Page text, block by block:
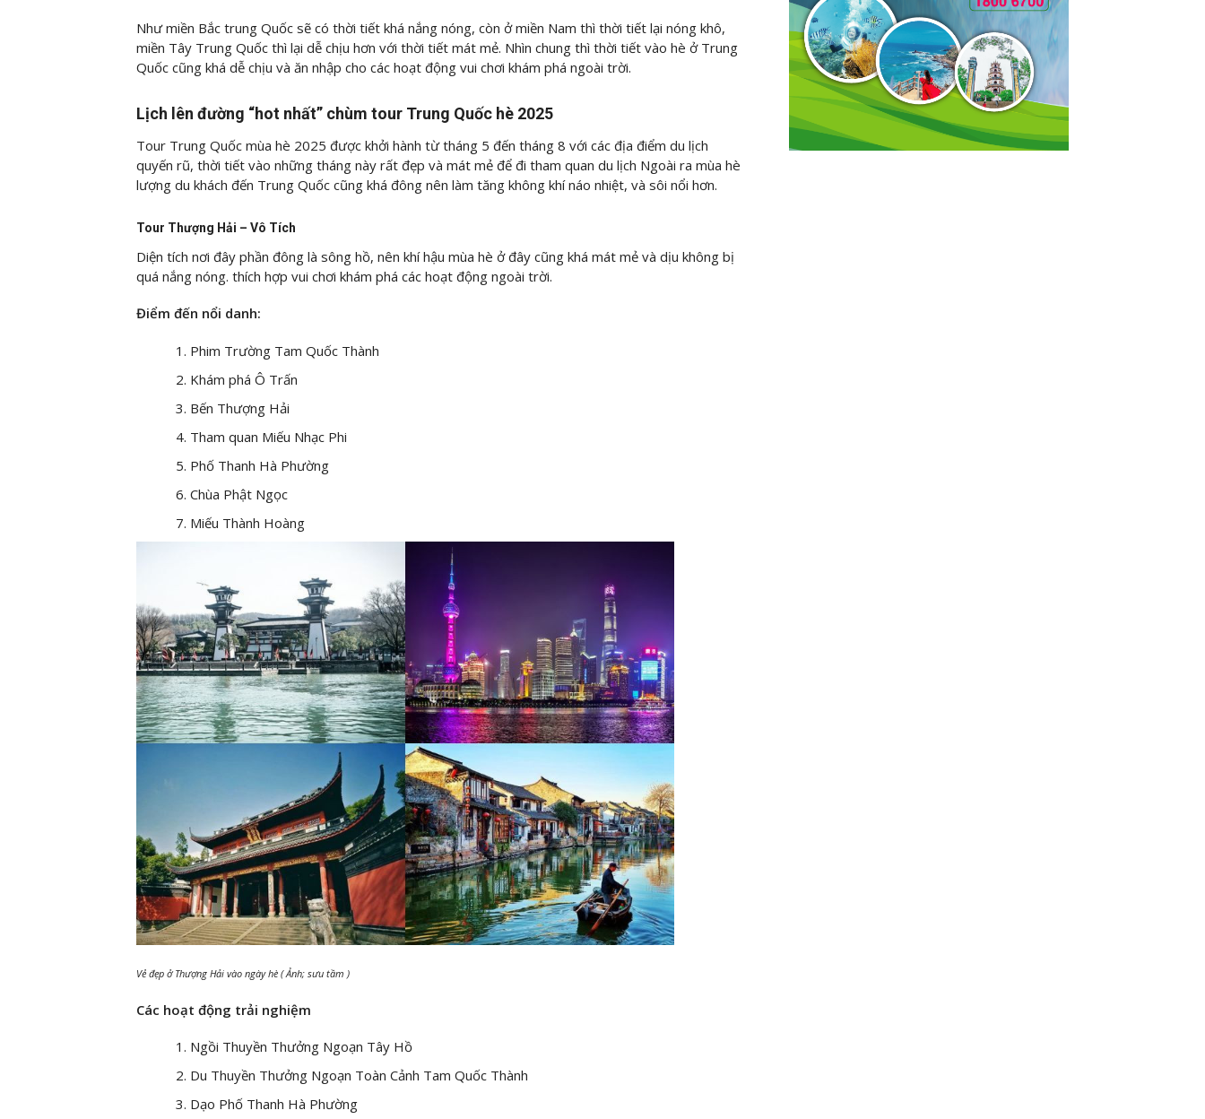
Như miền Bắc trung Quốc sẽ có thời tiết khá nắng nóng, còn ở miền Nam thì thời tiết lại nóng khô,
miền Tây Trung Quốc thì lại dễ chịu hơn với thời tiết mát mẻ. Nhìn chung thì thời tiết vào hè ở Trung
Quốc cũng khá dễ chịu và ăn nhập cho các hoạt động vui chơi khám phá ngoài trời.
Lịch lên đường “hot nhất” chùm tour Trung Quốc hè 2025
Tour Trung Quốc mùa hè 2025 được khởi hành từ tháng 5 đến tháng 8 với các địa điểm du lịch
quyến rũ, thời tiết vào những tháng này rất đẹp và mát mẻ để đi tham quan du lịch Ngoài ra mùa hè
lượng du khách đến Trung Quốc cũng khá đông nên làm tăng không khí náo nhiệt, và sôi nổi hơn.
Tour Thượng Hải – Vô Tích
Diện tích nơi đây phần đông là sông hồ, nên khí hậu mùa hè ở đây cũng khá mát mẻ và dịu không bị
quá nắng nóng. thích hợp vui chơi khám phá các hoạt động ngoài trời.
Điểm đến nổi danh:
Phim Trường Tam Quốc Thành
Khám phá Ô Trấn
Bến Thượng Hải
Tham quan Miếu Nhạc Phi
Phố Thanh Hà Phường
Chùa Phật Ngọc
Miếu Thành Hoàng
Vẻ đẹp ở Thượng Hải vào ngày hè ( Ảnh; sưu tầm )
Các hoạt động trải nghiệm
Ngồi Thuyền Thưởng Ngoạn Tây Hồ
Du Thuyền Thưởng Ngoạn Toàn Cảnh Tam Quốc Thành
Dạo Phố Thanh Hà Phường